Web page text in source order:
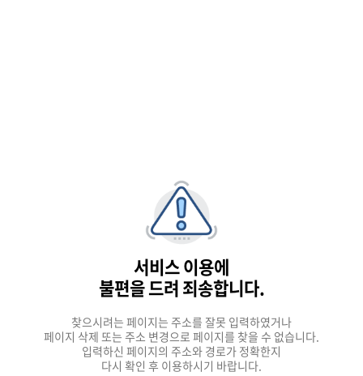
서비스 이용에
불편을 드려 죄송합니다.
찾으시려는 페이지는 주소를 잘못 입력하였거나
페이지 삭제 또는 주소 변경으로 페이지를 찾을 수 없습니다.
입력하신 페이지의 주소와 경로가 정확한지
다시 확인 후 이용하시기 바랍니다.